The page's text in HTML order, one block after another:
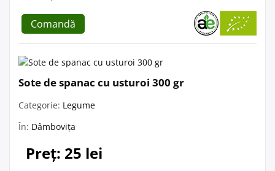
Comandă
Sote de spanac cu usturoi 300 gr
Categorie: Legume
În: Dâmbovița
Preț: 25 lei